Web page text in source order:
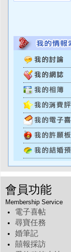
會員功能
Membership Service
電子喜帖
尋寶任務
婚筆記
囍報採訪